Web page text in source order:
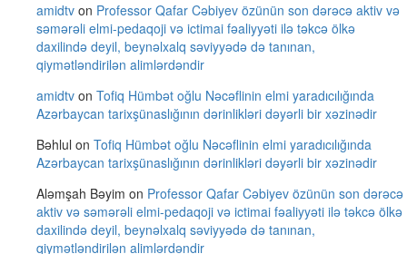
amidtv on Professor Qafar Cəbiyev özünün son dərəcə aktiv və
səmərəli elmi-pedaqoji və ictimai fəaliyyəti ilə təkcə ölkə
daxilində deyil, beynəlxalq səviyyədə də tanınan,
qiymətləndirilən alimlərdəndir
amidtv on Tofiq Hümbət oğlu Nəcəflinin elmi yaradıcılığında
Azərbaycan tarixşünaslığının dərinlikləri dəyərli bir xəzinədir
Bəhlul on Tofiq Hümbət oğlu Nəcəflinin elmi yaradıcılığında
Azərbaycan tarixşünaslığının dərinlikləri dəyərli bir xəzinədir
Aləmşah Bəyim on Professor Qafar Cəbiyev özünün son dərəcə
aktiv və səmərəli elmi-pedaqoji və ictimai fəaliyyəti ilə təkcə ölkə
daxilində deyil, beynəlxalq səviyyədə də tanınan,
qiymətləndirilən alimlərdəndir